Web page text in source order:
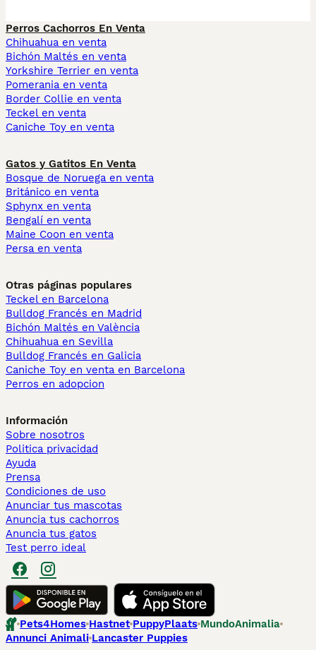
Perros Cachorros En Venta
Chihuahua en venta
Bichón Maltés en venta
Yorkshire Terrier en venta
Pomerania en venta
Border Collie en venta
Teckel en venta
Caniche Toy en venta
Gatos y Gatitos En Venta
Bosque de Noruega en venta
Británico en venta
Sphynx en venta
Bengalí en venta
Maine Coon en venta
Persa en venta
Otras páginas populares
Teckel en Barcelona
Bulldog Francés en Madrid
Bichón Maltés en València
Chihuahua en Sevilla
Bulldog Francés en Galicia
Caniche Toy en venta en Barcelona
Perros en adopcion
Información
Sobre nosotros
Politica privacidad
Ayuda
Prensa
Condiciones de uso
Anunciar tus mascotas
Anuncia tus cachorros
Anuncia tus gatos
Test perro ideal
Pets4Homes Hastnet PuppyPlaats MundoAnimalia
Annunci Animali Lancaster Puppies